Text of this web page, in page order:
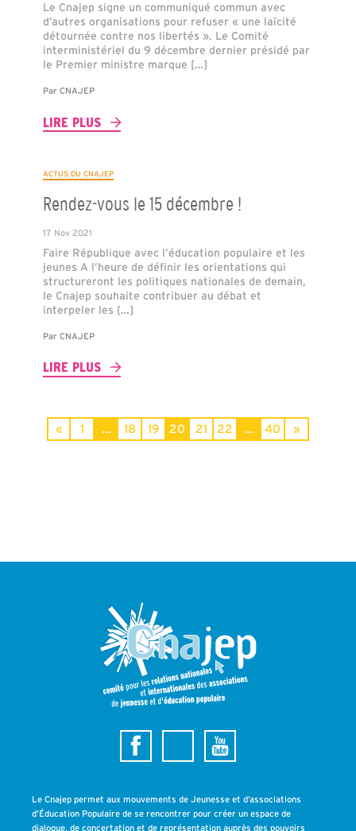
Le Cnajep signe un communiqué commun avec
d’autres organisations pour refuser « une laïcité
détournée contre nos libertés ». Le Comité
interministériel du 9 décembre dernier présidé par
le Premier ministre marque […]
Par CNAJEP
LIRE PLUS
ACTUS DU CNAJEP
Rendez-vous le 15 décembre !
17 Nov 2021
Faire République avec l’éducation populaire et les
jeunes A l’heure de définir les orientations qui
structureront les politiques nationales de demain,
le Cnajep souhaite contribuer au débat et
interpeler les […]
Par CNAJEP
LIRE PLUS
« 1 … 18 19 20 21 22 … 40 »
Le Cnajep permet aux mouvements de Jeunesse et d’associations
d’Éducation Populaire de se rencontrer pour créer un espace de
dialogue, de concertation et de représentation auprès des pouvoirs